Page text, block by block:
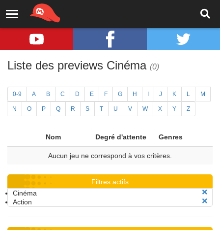
Liste des previews Cinéma (0)
0-9 A B C D E F G H J K L M
N O P Q R S T U V W X Y Z
Nom Degré d'attente Genres
Aucun jeu ne correspond à vos critères.
Filtres actifs
Cinéma
Action